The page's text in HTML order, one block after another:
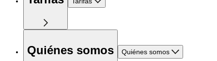
Quiénes somos Quiénes somos